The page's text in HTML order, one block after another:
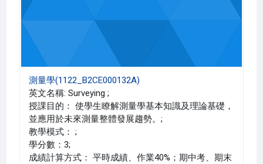
測量學(1122_B2CE000132A)
英文名稱: Surveying ;
授課目的： 使學生瞭解測量學基本知識及理論基礎，
並應用於未來測量整體發展趨勢。;
教學模式： ;
學分數：3;
成績計算方式： 平時成績、作業40%；期中考、期末